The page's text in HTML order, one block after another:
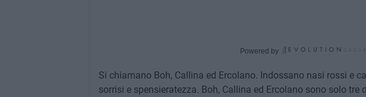
Powered by
Si chiamano Boh, Callina ed Ercolano. Indossano nasi rossi e
sorrisi e spensieratezza. Boh, Callina ed Ercolano sono solo tre